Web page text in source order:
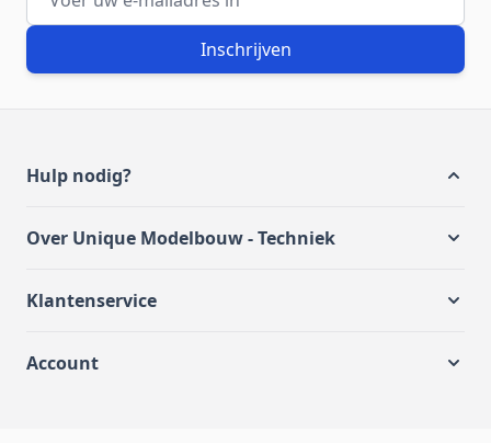
Inschrijven
Hulp nodig?
Over Unique Modelbouw - Techniek
Klantenservice
Account